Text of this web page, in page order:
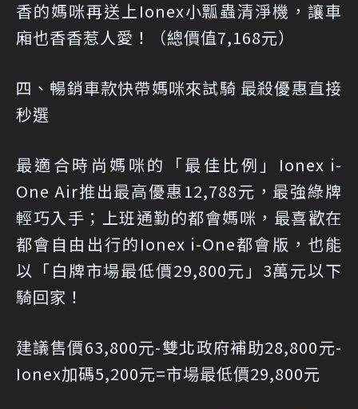
香的媽咪再送上Ionex小瓢蟲清淨機，讓車
廂也香香惹人愛！（總價值7,168元）
四、暢銷車款快帶媽咪來試騎 最殺優惠直接
秒選
最適合時尚媽咪的「最佳比例」Ionex i-
One Air推出最高優惠12,788元，最強綠牌
輕巧入手；上班通勤的都會媽咪，最喜歡在
都會自由出行的Ionex i-One都會版，也能
以「白牌市場最低價29,800元」3萬元以下
騎回家！
建議售價63,800元-雙北政府補助28,800元-
Ionex加碼5,200元=市場最低價29,800元